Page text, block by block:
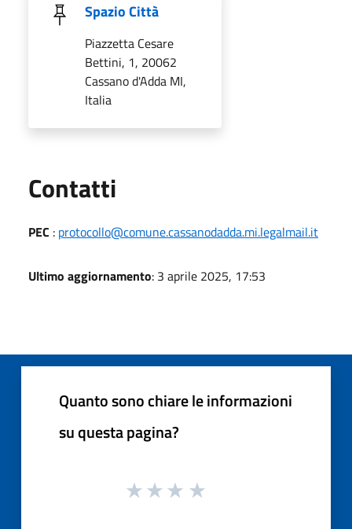
Spazio Città
Piazzetta Cesare
Bettini, 1, 20062
Cassano d'Adda MI,
Italia
Contatti
PEC : protocollo@comune.cassanodadda.mi.legalmail.it
Ultimo aggiornamento: 3 aprile 2025, 17:53
Quanto sono chiare le informazioni
su questa pagina?